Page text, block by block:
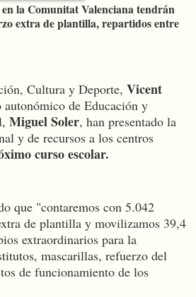
la Comunitat Valenciana tendrán
extra de plantilla, repartidos entre
Cultura y Deporte, Vicent
autonómico de Educación y
Miguel Soler, han presentado la
y de recursos a los centros
curso escolar.
que "contaremos con 5.042
de plantilla y movilizamos 39,4
extraordinarios para la
mascarillas, refuerzo del
de funcionamiento de los